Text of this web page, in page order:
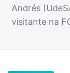
Andrés
visitante na